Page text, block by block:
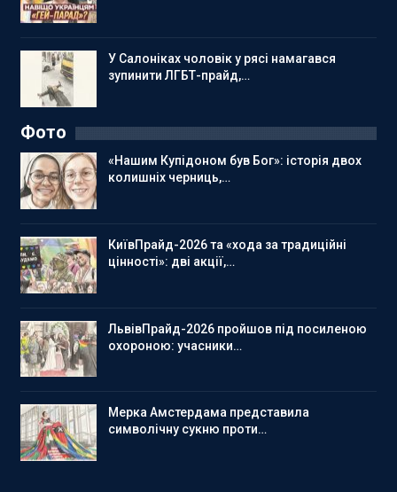
У Салоніках чоловік у рясі намагався
зупинити ЛГБТ-прайд,…
Фото
«Нашим Купідоном був Бог»: історія двох
колишніх черниць,…
КиївПрайд-2026 та «хода за традиційні
цінності»: дві акції,…
ЛьвівПрайд-2026 пройшов під посиленою
охороною: учасники…
Мерка Амстердама представила
символічну сукню проти…